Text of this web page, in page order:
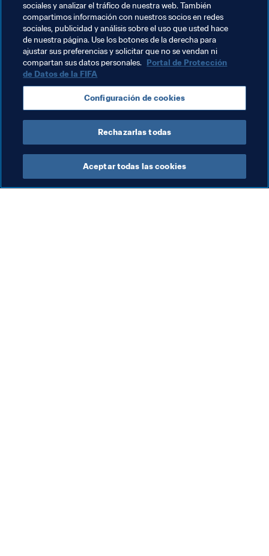
Temas relacionados
Copa Mundial de Futsal de la FIFA Lituania 2021™
Argentina CONMEBOL Brazil Portugal
UEFA Kazakhstan
sociales y analizar el tráfico de nuestra web. También
compartimos información con nuestros socios en redes
sociales, publicidad y análisis sobre el uso que usted hace
de nuestra página. Use los botones de la derecha para
ajustar sus preferencias y solicitar que no se vendan ni
compartan sus datos personales. Portal de Protección
de Datos de la FIFA
Configuración de cookies
Rechazarlas todas
Aceptar todas las cookies